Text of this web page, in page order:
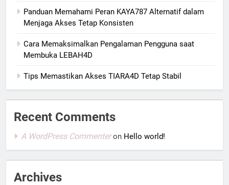
Panduan Memahami Peran KAYA787 Alternatif dalam
Menjaga Akses Tetap Konsisten
Cara Memaksimalkan Pengalaman Pengguna saat
Membuka LEBAH4D
Tips Memastikan Akses TIARA4D Tetap Stabil
Recent Comments
A WordPress Commenteron Hello world!
Archives